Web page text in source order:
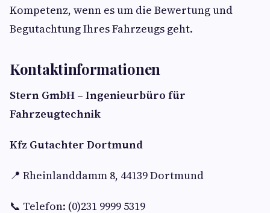
Kompetenz, wenn es um die Bewertung und
Begutachtung Ihres Fahrzeugs geht.
Kontaktinformationen
Stern GmbH – Ingenieurbüro für
Fahrzeugtechnik
Kfz Gutachter Dortmund
📍 Rheinlanddamm 8, 44139 Dortmund
📞 Telefon: (0)231 9999 5319